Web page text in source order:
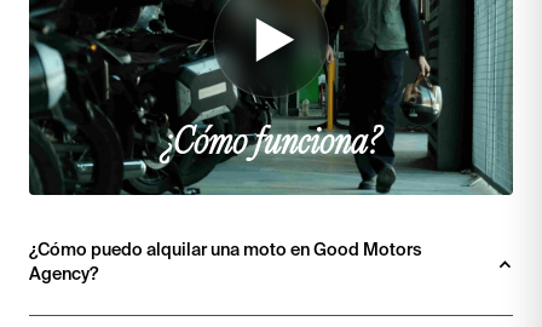
¿Cómo funciona?
¿Cómo puedo alquilar una moto en Good Motors
Agency?